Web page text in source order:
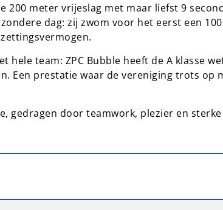
meter vrijeslag met maar liefst 9
dag: zij zwom voor het eerst een 100
hele team: ZPC Bubble heeft de A klasse
Een prestatie waar de vereniging trots op
gedragen door teamwork, plezier en sterke